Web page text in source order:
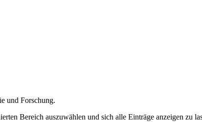
und Forschung.
Bereich auszuwählen und sich alle Einträge anzeigen zu